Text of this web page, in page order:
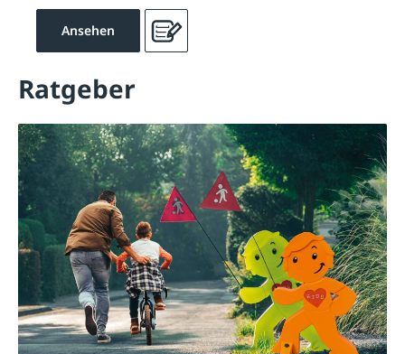
Ansehen
Ratgeber